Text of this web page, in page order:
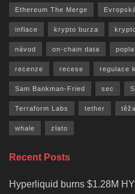
Ethereum The Merge
inflace krypto burza
návod on-chain data
recenze recese regulace
Sam Bankman-Fried sec
Terraform Labs tether
whale zlato
Recent Posts
Hyperliquid burns $1.28M